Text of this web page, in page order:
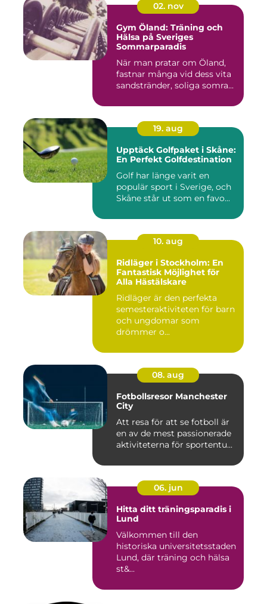
02. nov
Gym Öland: Träning och
Hälsa på Sveriges
Sommarparadis
När man pratar om Öland,
fastnar många vid dess vita
sandstränder, soliga somra...
19. aug
Upptäck Golfpaket i Skåne:
En Perfekt Golfdestination
Golf har länge varit en
populär sport i Sverige, och
Skåne står ut som en favo...
10. aug
Ridläger i Stockholm: En
Fantastisk Möjlighet för
Alla Hästälskare
Ridläger är den perfekta
semesteraktiviteten för barn
och ungdomar som
drömmer o...
08. aug
Fotbollsresor Manchester
City
Att resa för att se fotboll är
en av de mest passionerade
aktiviteterna för sportentu...
06. jun
Hitta ditt träningsparadis i
Lund
Välkommen till den
historiska universitetsstaden
Lund, där träning och hälsa
st&...